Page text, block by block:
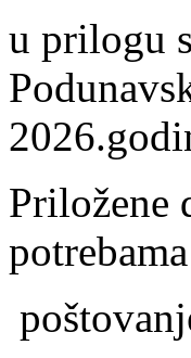
u prilogu
Priložene